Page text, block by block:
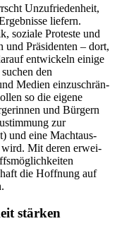
Unzufriedenheit,
lie­fern.
soziale Proteste und
und Präsi­denten – dort,
entwickeln einige
den
Medien einzu­schrän­
so die eigene
und Bürgern
zur
und eine Machtaus­
wird. Mit deren erwei­
die Hoffnung auf
stärken